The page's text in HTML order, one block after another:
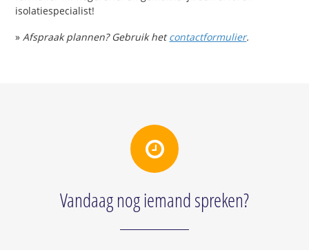
isolatiespecialist!
»Afspraak plannen? Gebruik hetcontactformulier.
Vandaag nog iemand spreken?